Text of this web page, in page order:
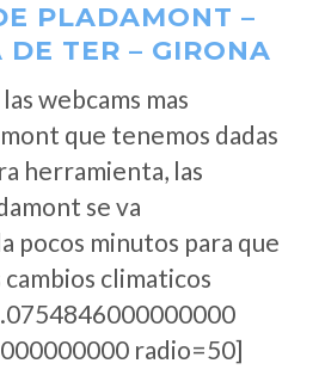
PLADAMONT –
DE TER – GIRONA
webcams mas
que tenemos dadas
herramienta, las
se va
pocos minutos para que
climaticos
radio=50]